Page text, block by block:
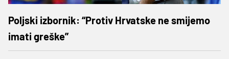
Poljski izbornik: “Protiv Hrvatske ne smijemo
imati greške”